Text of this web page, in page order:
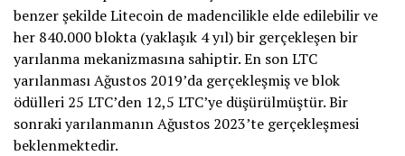
benzer şekilde Litecoin de madencilikle elde edilebilir ve
her 840.000 blokta (yaklaşık 4 yıl) bir gerçekleşen bir
yarılanma mekanizmasına sahiptir. En son LTC
yarılanması Ağustos 2019’da gerçekleşmiş ve blok
ödülleri 25 LTC’den 12,5 LTC’ye düşürülmüştür. Bir
sonraki yarılanmanın Ağustos 2023’te gerçekleşmesi
beklenmektedir.